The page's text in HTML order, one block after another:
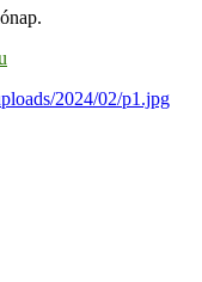
2024/02/p1.jpg